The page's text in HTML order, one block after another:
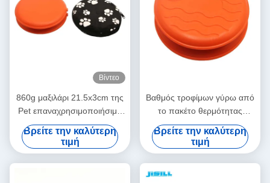
Βίντεο
860g μαξιλάρι 21.5x3cm της
Pet επαναχρησιμοποιήσιμα
μαγκάές χεριών πηκτωμάτων
Βρείτε την καλύτερη
τιμή
Βαθμός τροφίμων γύρω από
το πακέτο θερμότητας
πηκτωμάτων
επαναχρησιμοποιήσιμο για
μακροπρόθεσμη θέρμανση
τσαντών μεσημεριανού
γεύματος τη θερμική
Βρείτε την καλύτερη
τιμή